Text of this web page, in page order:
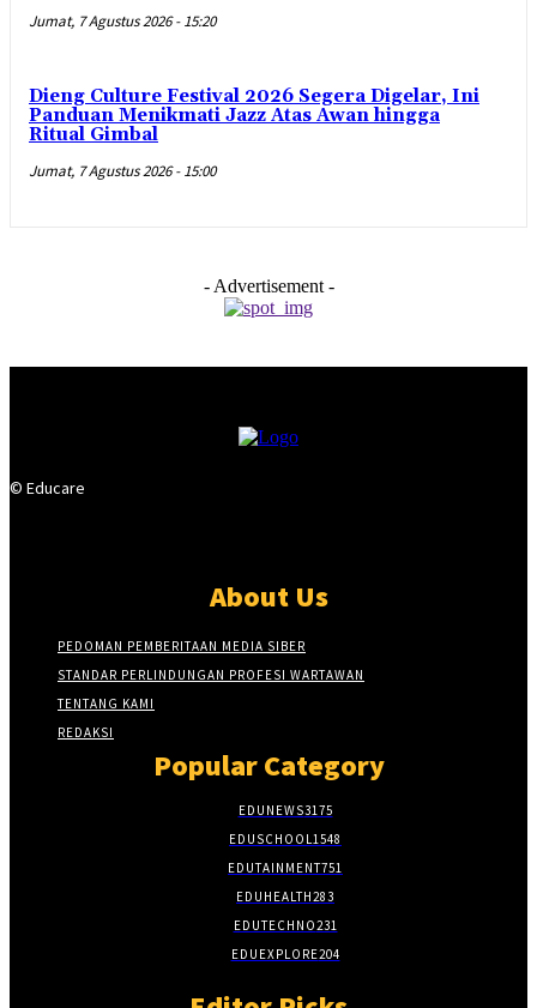
Jumat, 7 Agustus 2026 - 15:20
Dieng Culture Festival 2026 Segera Digelar, Ini
Panduan Menikmati Jazz Atas Awan hingga
Ritual Gimbal
Jumat, 7 Agustus 2026 - 15:00
- Advertisement -
© Educare
About Us
PEDOMAN PEMBERITAAN MEDIA SIBER
STANDAR PERLINDUNGAN PROFESI WARTAWAN
TENTANG KAMI
REDAKSI
Popular Category
EDUNEWS3175
EDUSCHOOL1548
EDUTAINMENT751
EDUHEALTH283
EDUTECHNO231
EDUEXPLORE204